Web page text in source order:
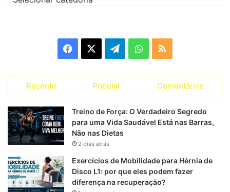
Ativa grandes grupos musculares
Aumenta o gasto calórico total
Tradução prática:
contribui significativamente para a redução de gordura
corporal — inclusive na região abdominal.
Tipos de agachamento para
Facebook TelegramWhatsApp
RSS
Recente Popular Comentários
Treino de Força: O Verdadeiro Segredo
para uma Vida Saudável Está nas Barras,
Não nas Dietas
2 dias atrás
Exercícios de Mobilidade para Hérnia de
Disco L1: por que eles podem fazer
diferença na recuperação?